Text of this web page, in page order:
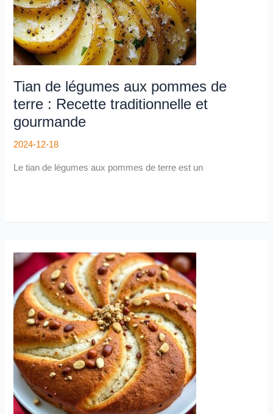
Tian de légumes aux pommes de
terre : Recette traditionnelle et
gourmande
2024-12-18
Le tian de légumes aux pommes de terre est un
Recette
traditionnelle
et
gourmande
Recette
du
gâteau
à
la
châtaigne
:
Origines
et
secrets
de